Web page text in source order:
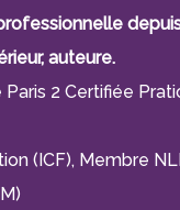
auteure.
2 Certifiée
(ICF), Membre